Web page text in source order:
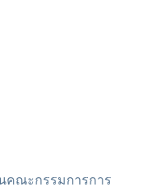
คณะกรรมการการ